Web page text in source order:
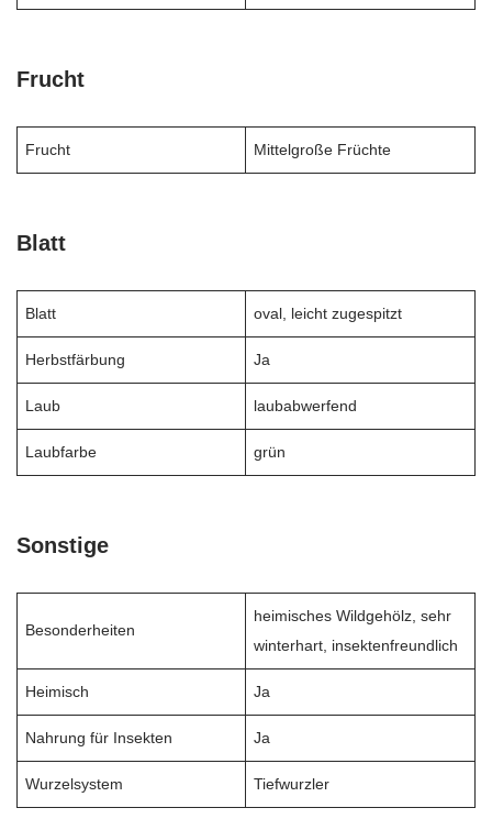
Frucht
Frucht Mittelgroße Früchte
Blatt
Blatt oval, leicht zugespitzt
Herbstfärbung Ja
Laub laubabwerfend
Laubfarbe grün
Sonstige
Besonderheiten
heimisches Wildgehölz, sehr
winterhart, insektenfreundlich
Heimisch Ja
Nahrung für Insekten Ja
Wurzelsystem Tiefwurzler